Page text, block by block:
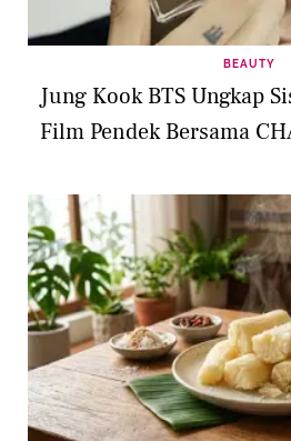
BEAUTY
Jung Kook BTS Ungkap
Film Pendek Bersama